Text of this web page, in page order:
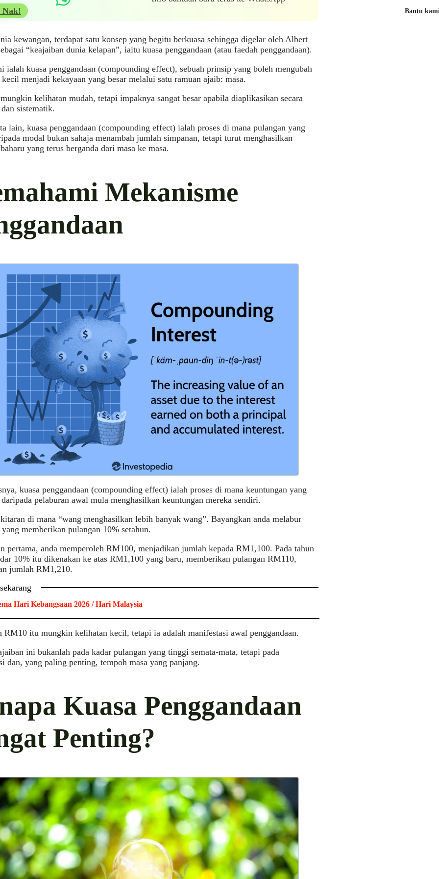
Nak!
kewangan, terdapat satu konsep yang begitu berkuasa sehingga digelar oleh Albert
“keajaiban dunia kelapan”, iaitu kuasa penggandaan (atau faedah penggandaan).
ialah kuasa penggandaan (compounding effect), sebuah prinsip yang boleh mengubah
menjadi kekayaan yang besar melalui satu ramuan ajaib: masa.
kelihatan mudah, tetapi impaknya sangat besar apabila diaplikasikan secara
sistematik.
lain, kuasa penggandaan (compounding effect) ialah proses di mana pulangan yang
modal bukan sahaja menambah jumlah simpanan, tetapi turut menghasilkan
yang terus berganda dari masa ke masa.
Mekanisme
kuasa penggandaan (compounding effect) ialah proses di mana keuntungan yang
pelaburan awal mula menghasilkan keuntungan mereka sendiri.
di mana “wang menghasilkan lebih banyak wang”. Bayangkan anda melabur
memberikan pulangan 10% setahun.
pertama, anda memperoleh RM100, menjadikan jumlah kepada RM1,100. Pada tahun
10% itu dikenakan ke atas RM1,100 yang baru, memberikan pulangan RM110,
jumlah RM1,210.
Hari Kebangsaan 2026 / Hari Malaysia
RM10 itu mungkin kelihatan kecil, tetapi ia adalah manifestasi awal penggandaan.
ini bukanlah pada kadar pulangan yang tinggi semata-mata, tetapi pada
dan, yang paling penting, tempoh masa yang panjang.
Kuasa Penggandaan
Penting?
Bantu